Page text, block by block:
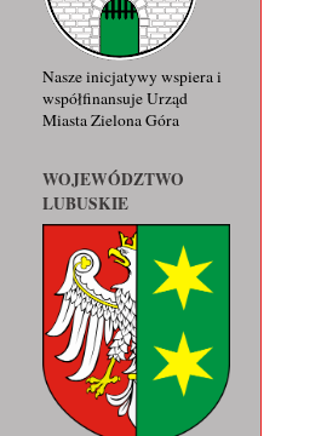
Nasze inicjatywy wspiera i
współfinansuje Urząd
Miasta Zielona Góra
WOJEWÓDZTWO
LUBUSKIE